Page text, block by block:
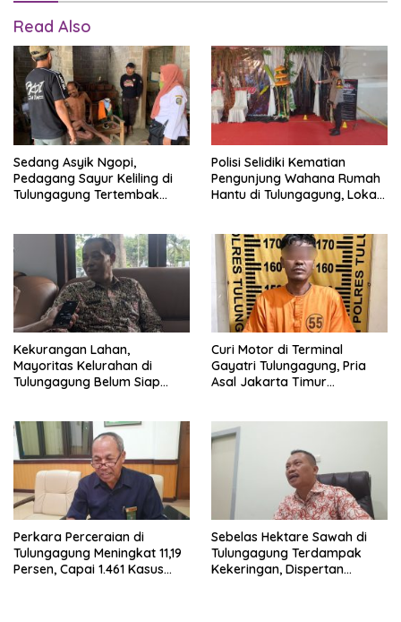
Read Also
Sedang Asyik Ngopi,
Pedagang Sayur Keliling di
Tulungagung Tertembak
Polisi Selidiki Kematian
Pengunjung Wahana Rumah
Hantu di Tulungagung, Lokasi
Kekurangan Lahan,
Mayoritas Kelurahan di
Tulungagung Belum Siap
Curi Motor di Terminal
Gayatri Tulungagung, Pria
Asal Jakarta Timur
Perkara Perceraian di
Tulungagung Meningkat 11,19
Persen, Capai 1.461 Kasus
Sebelas Hektare Sawah di
Tulungagung Terdampak
Kekeringan, Dispertan